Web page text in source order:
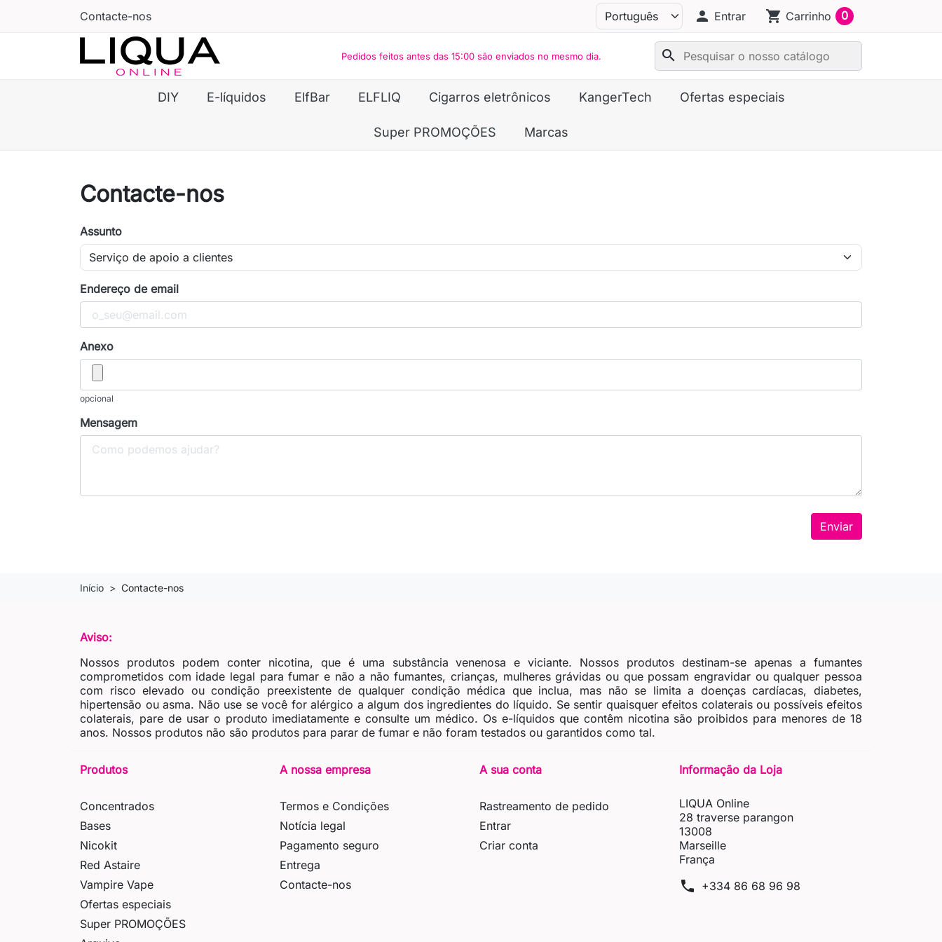
Contacte-nos person Entrar shopping_cart Carrinho 0
Pedidos feitos antes das 15:00 são enviados no mesmo dia. search
DIY E-líquidos ElfBar ELFLIQ Cigarros eletrônicos KangerTech Ofertas especiais
Super PROMOÇÕES Marcas
Contacte-nos
Assunto
Endereço de email
Anexo
opcional
Mensagem
Início Contacte-nos
Aviso:
Nossos produtos podem conter nicotina, que é uma substância venenosa e viciante. Nossos produtos destinam-se apenas a fumantes
comprometidos com idade legal para fumar e não a não fumantes, crianças, mulheres grávidas ou que possam engravidar ou qualquer pessoa
com risco elevado ou condição preexistente de qualquer condição médica que inclua, mas não se limita a doenças cardíacas, diabetes,
hipertensão ou asma. Não use se você for alérgico a algum dos ingredientes do líquido. Se sentir quaisquer efeitos colaterais ou possíveis efeitos
colaterais, pare de usar o produto imediatamente e consulte um médico. Os e-líquidos que contêm nicotina são proibidos para menores de 18
anos. Nossos produtos não são produtos para parar de fumar e não foram testados ou garantidos como tal.
Produtos
Concentrados
Bases
Nicokit
Red Astaire
Vampire Vape
Ofertas especiais
Super PROMOÇÕES
A nossa empresa
Termos e Condições
Notícia legal
Pagamento seguro
Entrega
Contacte-nos
A sua conta
Rastreamento de pedido
Entrar
Criar conta
Informação da Loja
LIQUA Online
28 traverse parangon
13008
Marseille
França
phone +334 86 68 96 98